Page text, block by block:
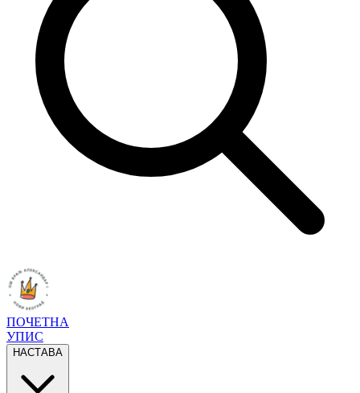
ПОЧЕТНА
УПИС
НАСТАВА